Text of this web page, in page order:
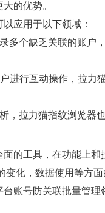
的优势。
应用于以下领域：
多个缺乏关联的账户
进行互动操作，拉力
，拉力猫指纹浏览器
的工具，在功能上和
化，数据使用等方
账号防关联批量管理